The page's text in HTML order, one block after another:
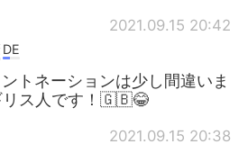
2021.09.15 20:42
DE
トネーションは少し間違いま
リス人です！🇬🇧😂
2021.09.15 20:38